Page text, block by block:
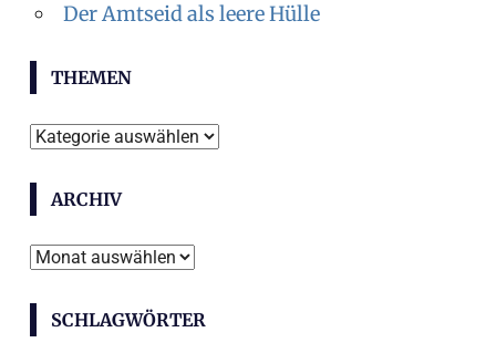
Der Amtseid als leere Hülle
THEMEN
Themen
ARCHIV
Archiv
SCHLAGWÖRTER